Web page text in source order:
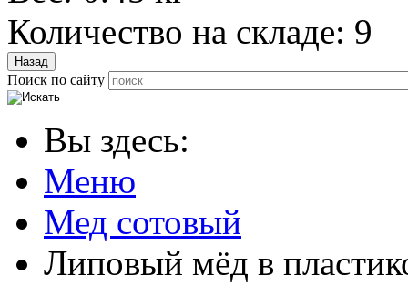
Количество на складе: 9
Поиск по сайту
Вы здесь:
Меню
Мед сотовый
Липовый мёд в